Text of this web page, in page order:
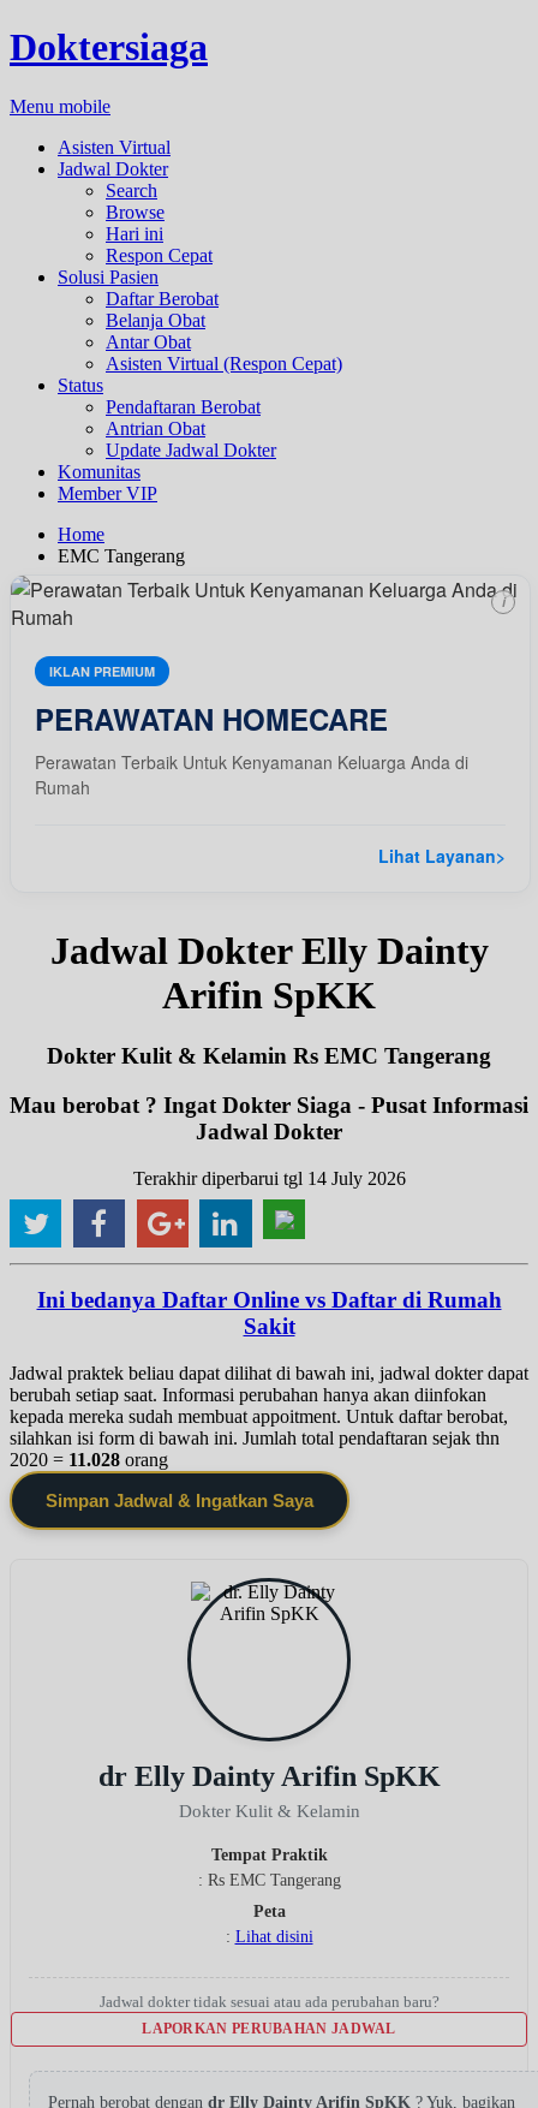
Doktersiaga
Menu mobile
Asisten Virtual
Jadwal Dokter
Search
Browse
Hari ini
Respon Cepat
Solusi Pasien
Daftar Berobat
Belanja Obat
Antar Obat
Asisten Virtual (Respon Cepat)
Status
Pendaftaran Berobat
Antrian Obat
Update Jadwal Dokter
Komunitas
Member VIP
Home
EMC Tangerang
IKLAN PREMIUM
PERAWATAN HOMECARE
Perawatan Terbaik Untuk Kenyamanan Keluarga Anda di
Rumah
Lihat Layanan>
i
Jadwal Dokter Elly Dainty
Arifin SpKK
Dokter Kulit & Kelamin Rs EMC Tangerang
Mau berobat ? Ingat Dokter Siaga - Pusat Informasi
Jadwal Dokter
Terakhir diperbarui tgl 14 July 2026
Ini bedanya Daftar Online vs Daftar di Rumah
Sakit
Jadwal praktek beliau dapat dilihat di bawah ini, jadwal dokter dapat
berubah setiap saat. Informasi perubahan hanya akan diinfokan
kepada mereka sudah membuat appoitment. Untuk daftar berobat,
silahkan isi form di bawah ini. Jumlah total pendaftaran sejak thn
2020 = 11.028 orang
Simpan Jadwal & Ingatkan Saya
dr Elly Dainty Arifin SpKK
Dokter Kulit & Kelamin
Tempat Praktik
: Rs EMC Tangerang
Peta
: Lihat disini
Jadwal dokter tidak sesuai atau ada perubahan baru?
LAPORKAN PERUBAHAN JADWAL
Pernah berobat dengan dr Elly Dainty Arifin SpKK ? Yuk, bagikan